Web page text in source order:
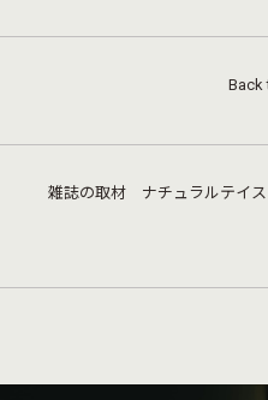
Back
雑誌の取材 ナチュラルテイ